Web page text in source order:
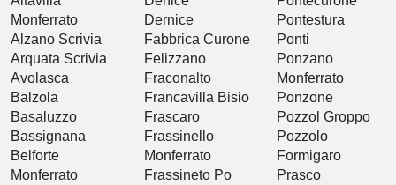
Monferrato
Alzano Scrivia
Arquata Scrivia
Avolasca
Balzola
Basaluzzo
Bassignana
Belforte
Monferrato
Dernice
Fabbrica Curone
Felizzano
Fraconalto
Francavilla Bisio
Frascaro
Frassinello
Monferrato
Frassineto Po
Pontestura
Ponti
Ponzano
Monferrato
Ponzone
Pozzol Groppo
Pozzolo
Formigaro
Prasco